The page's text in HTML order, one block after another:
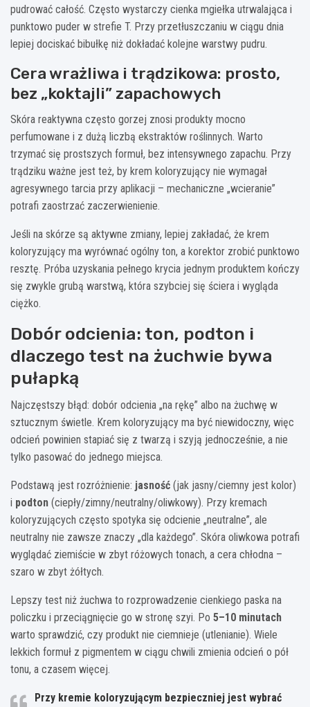
pudrować całość. Często wystarczy cienka mgiełka utrwalająca i
punktowo puder w strefie T. Przy przetłuszczaniu w ciągu dnia
lepiej dociskać bibułkę niż dokładać kolejne warstwy pudru.
Cera wrażliwa i trądzikowa: prosto,
bez „koktajli” zapachowych
Skóra reaktywna często gorzej znosi produkty mocno
perfumowane i z dużą liczbą ekstraktów roślinnych. Warto
trzymać się prostszych formuł, bez intensywnego zapachu. Przy
trądziku ważne jest też, by krem koloryzujący nie wymagał
agresywnego tarcia przy aplikacji – mechaniczne „wcieranie”
potrafi zaostrzać zaczerwienienie.
Jeśli na skórze są aktywne zmiany, lepiej zakładać, że krem
koloryzujący ma wyrównać ogólny ton, a korektor zrobić punktowo
resztę. Próba uzyskania pełnego krycia jednym produktem kończy
się zwykle grubą warstwą, która szybciej się ściera i wygląda
ciężko.
Dobór odcienia: ton, podton i
dlaczego test na żuchwie bywa
pułapką
Najczęstszy błąd: dobór odcienia „na rękę” albo na żuchwę w
sztucznym świetle. Krem koloryzujący ma być niewidoczny, więc
odcień powinien stapiać się z twarzą i szyją jednocześnie, a nie
tylko pasować do jednego miejsca.
Podstawą jest rozróżnienie: jasność (jak jasny/ciemny jest kolor)
i podton (ciepły/zimny/neutralny/oliwkowy). Przy kremach
koloryzujących często spotyka się odcienie „neutralne”, ale
neutralny nie zawsze znaczy „dla każdego”. Skóra oliwkowa potrafi
wyglądać ziemiście w zbyt różowych tonach, a cera chłodna –
szaro w zbyt żółtych.
Lepszy test niż żuchwa to rozprowadzenie cienkiego paska na
policzku i przeciągnięcie go w stronę szyi. Po 5–10 minutach
warto sprawdzić, czy produkt nie ciemnieje (utlenianie). Wiele
lekkich formuł z pigmentem w ciągu chwili zmienia odcień o pół
tonu, a czasem więcej.
Przy kremie koloryzującym bezpieczniej jest wybrać